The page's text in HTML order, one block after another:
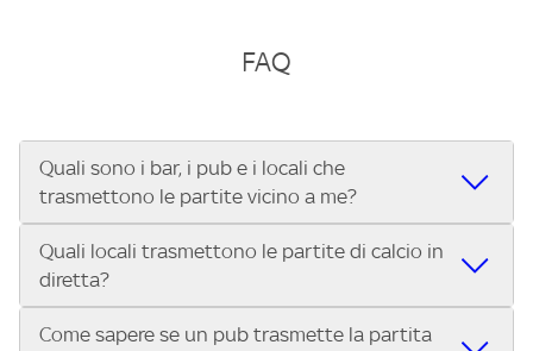
FAQ
Quali sono i bar, i pub e i locali che
trasmettono le partite vicino a me?
Se cerchi un bar, pub, ristorante o locale vicino a te per
vedere le partite di Serie A ENILIVE, la Serie C Sky Wifi, la
UEFA Champions League, la UEFA Europa League, la UEFA
Conference League, il Tennis, la Formula 1®, la MotoGP™ e
Quali locali trasmettono le partite di calcio in
diretta?
Vuoi sapere quali bar, pub o ristoranti mostrano le partite
Come sapere se un pub trasmette la partita